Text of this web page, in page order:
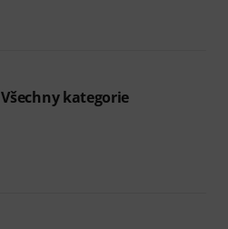
Všechny kategorie